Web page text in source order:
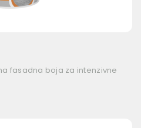
fasadna boja za intenzivne